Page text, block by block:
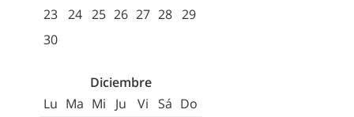
23 24 25 26 27 28 29
30
Diciembre
Lu Ma Mi Ju Vi Sá Do